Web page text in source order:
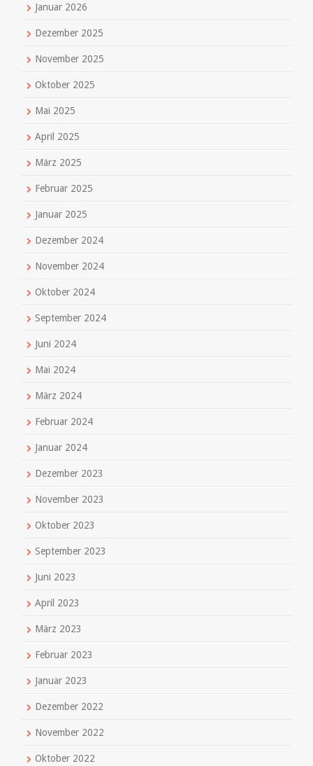
Januar 2026
Dezember 2025
November 2025
Oktober 2025
Mai 2025
April 2025
März 2025
Februar 2025
Januar 2025
Dezember 2024
November 2024
Oktober 2024
September 2024
Juni 2024
Mai 2024
März 2024
Februar 2024
Januar 2024
Dezember 2023
November 2023
Oktober 2023
September 2023
Juni 2023
April 2023
März 2023
Februar 2023
Januar 2023
Dezember 2022
November 2022
Oktober 2022